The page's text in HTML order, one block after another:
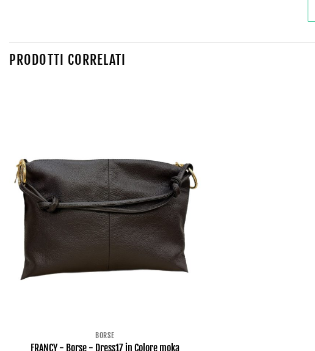
PRODOTTI CORRELATI
BORSE
FRANCY - Borse - Dress17 in Colore moka